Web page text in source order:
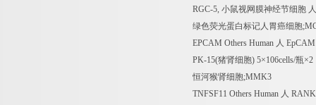
RGC-5, 小鼠视网膜神经节细胞
绿色荧光蛋白标记人胃癌细胞
EPCAM Others Human 人
PK-15(猪肾细胞) 5×106cells/瓶×2
恒河猴肾细胞;MMK3
TNFSF11 Others Human 人